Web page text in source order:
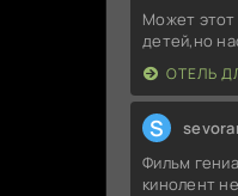
Может этот
детей,но
ОТЕЛЬ
S
Фильм
кинолент